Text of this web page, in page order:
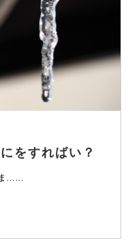
をすればい？
ま……